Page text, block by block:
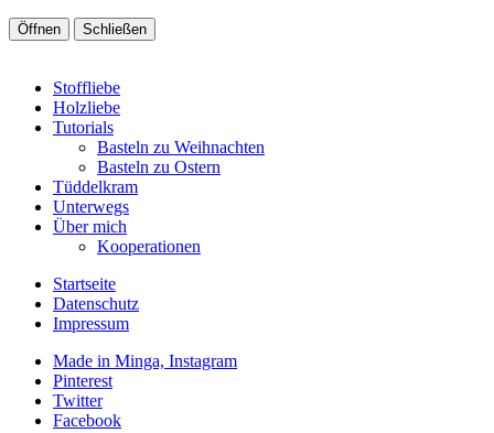
Öffnen Schließen
Stoffliebe
Holzliebe
Tutorials
Basteln zu Weihnachten
Basteln zu Ostern
Tüddelkram
Unterwegs
Über mich
Kooperationen
Startseite
Datenschutz
Impressum
Made in Minga, Instagram
Pinterest
Twitter
Facebook